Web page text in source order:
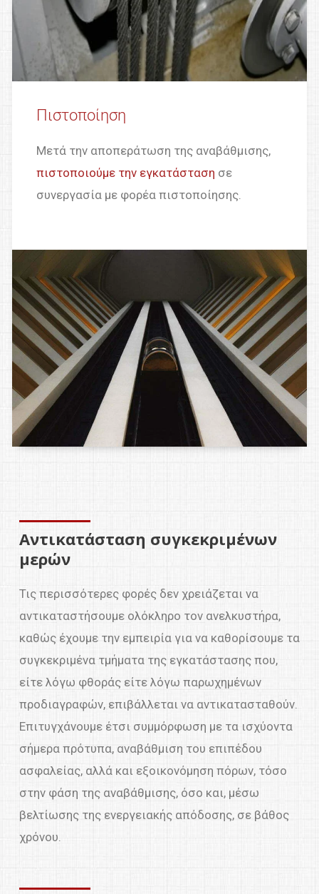
Πιστοποίηση
Μετά την αποπεράτωση της αναβάθμισης,
πιστοποιούμε την εγκατάσταση σε
συνεργασία με φορέα πιστοποίησης.
Αντικατάσταση συγκεκριμένων
μερών
Τις περισσότερες φορές δεν χρειάζεται να
αντικαταστήσουμε ολόκληρο τον ανελκυστήρα,
καθώς έχουμε την εμπειρία για να καθορίσουμε τα
συγκεκριμένα τμήματα της εγκατάστασης που,
είτε λόγω φθοράς είτε λόγω παρωχημένων
προδιαγραφών, επιβάλλεται να αντικατασταθούν.
Επιτυγχάνουμε έτσι συμμόρφωση με τα ισχύοντα
σήμερα πρότυπα, αναβάθμιση του επιπέδου
ασφαλείας, αλλά και εξοικονόμηση πόρων, τόσο
στην φάση της αναβάθμισης, όσο και, μέσω
βελτίωσης της ενεργειακής απόδοσης, σε βάθος
χρόνου.